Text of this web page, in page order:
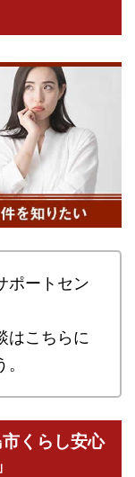
ポートセン
はこちらに
くらし安心